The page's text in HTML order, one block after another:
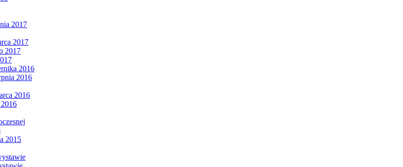
2017
2017
2017
2016
2016
2016
2015